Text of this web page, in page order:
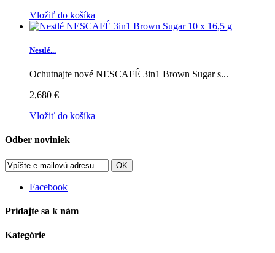
Vložiť do košíka
Nestlé...
Ochutnajte nové NESCAFÉ 3in1 Brown Sugar s...
2,680 €
Vložiť do košíka
Odber noviniek
OK
Facebook
Pridajte sa k nám
Kategórie